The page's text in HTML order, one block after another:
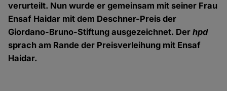
verurteilt. Nun wurde er gemeinsam mit seiner Frau
Ensaf Haidar mit dem Deschner-Preis der
Giordano-Bruno-Stiftung ausgezeichnet. Derhpd
sprach am Rande der Preisverleihung mit Ensaf
Haidar.